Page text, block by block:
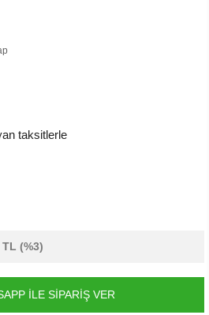
taksitlerle
TL (%3)
İLE SİPARİŞ VER